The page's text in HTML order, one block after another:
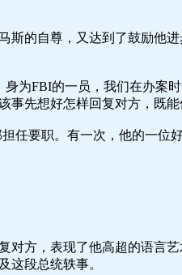
斯的自尊，又达到了鼓励他
为FBI的一员，我们在办案
先想好怎样回复对方，既
任要职。有一次，他的一
对方，表现了他高超的语言
这段总统轶事。